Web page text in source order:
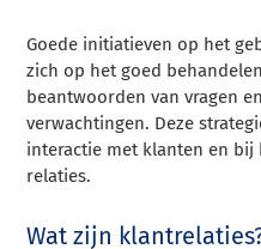
Goede initiatieven op het
zich op het goed
beantwoorden van vragen
verwachtingen. Deze
interactie met klanten en
relaties.
Wat zijn